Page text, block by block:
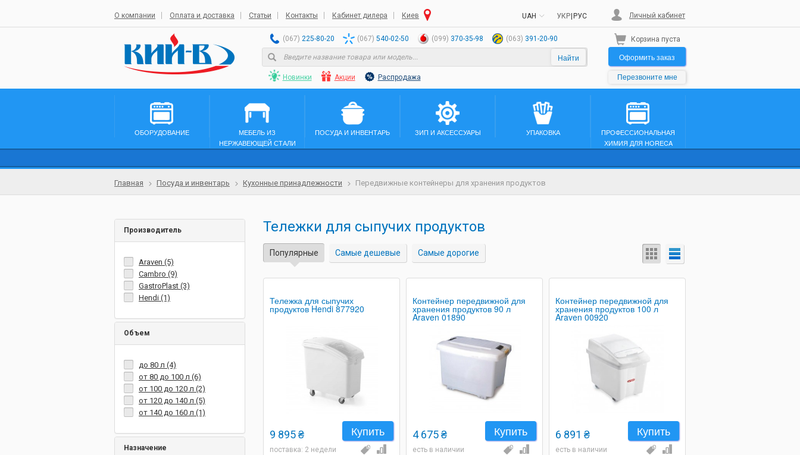
О компании Оплата и доставка Статьи Контакты Кабинет дилера Киев UAH РУС
УКР Личный кабинет
(067) 225-80-20 (067) 540-02-50 (099) 370-35-98 (063) 391-20-90
Найти
Новинки Акции Распродажа
Корзина пуста
Оформить заказ
Перезвоните мне
ОБОРУДОВАНИЕ
МЕБЕЛЬ ИЗ
НЕРЖАВЕЮЩЕЙ СТАЛИ
ПОСУДА И ИНВЕНТАРЬ ЗИП И АКСЕССУАРЫ УПАКОВКА
ПРОФЕССИОНАЛЬНАЯ
ХИМИЯ ДЛЯ HORECA
Главная Посуда и инвентарь Кухонные принадлежности Передвижные контейнеры для хранения продуктов
Тележки для сыпучих продуктов
Популярные Самые дешевые Самые дорогие
Тележка для сыпучих
продуктов Hendi 877920
Купить
9 895 ₴
поставка: 2 недели
Контейнер передвижной для
хранения продуктов 90 л
Araven 01890
Купить
4 675 ₴
есть в наличии
Контейнер передвижной для
хранения продуктов 100 л
Araven 00920
Купить
6 891 ₴
есть в наличии
Производитель
Araven (5)
Cambro (9)
GastroPlast (3)
Hendi (1)
Объем
до 80 л (4)
от 80 до 100 л (6)
от 100 до 120 л (2)
от 120 до 140 л (5)
от 140 до 160 л (1)
Назначение